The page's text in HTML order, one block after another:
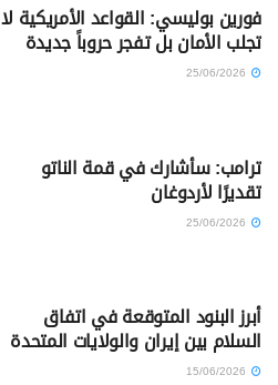
فورين بوليسي: القواعد الأمريكية لا
تجلب الأمان بل تفجر حروباً جديدة
ترامب: سأشارك في قمة الناتو
تقديرًا لأردوغان
أبرز البنود المتوقعة في اتفاق
السلام بين إيران والولايات المتحدة